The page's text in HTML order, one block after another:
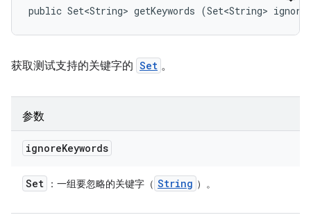
public Set<String> getKeywords (Set<String>
获取测试支持的关键字的 Set 。
参数
ignoreKeywords
Set ：一组要忽略的关键字（ String ）。